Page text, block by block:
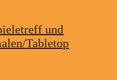
und
Tabletop